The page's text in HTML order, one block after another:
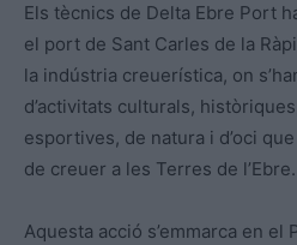
Els tècnics de Delta Ebre Port
el port de Sant Carles de la
la indústria creuerística, on
d’activitats culturals,
esportives, de natura i d’oci
de creuer a les Terres de l’Ebre.
Aquesta acció s’emmarca en el